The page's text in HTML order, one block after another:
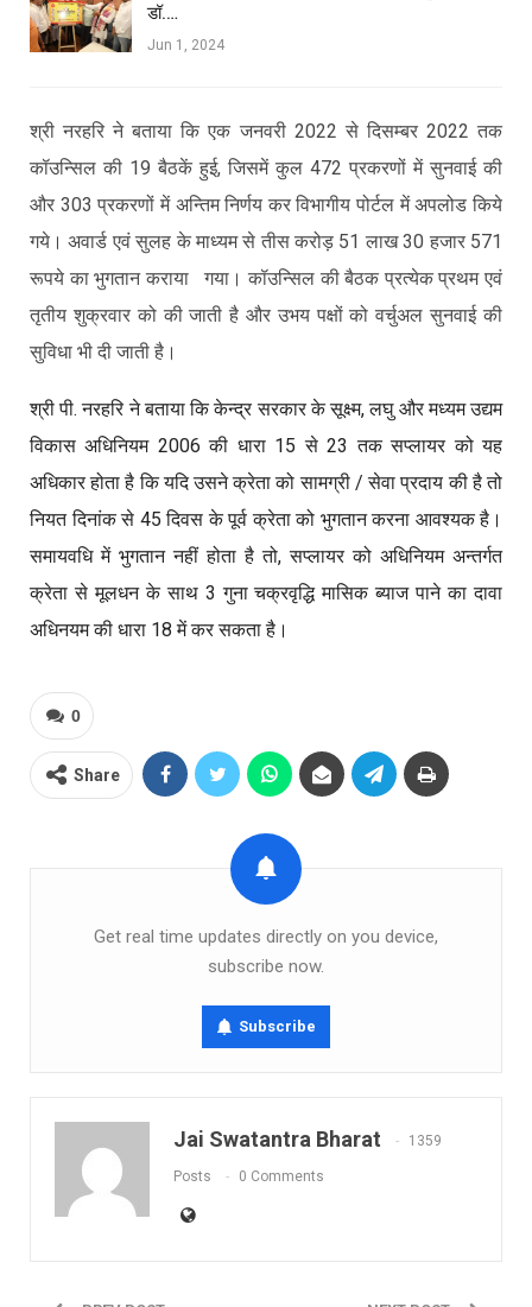
डॉ.…
Jun 1, 2024
श्री नरहरि ने बताया कि एक जनवरी 2022 से दिसम्बर 2022 तक
कॉउन्सिल की 19 बैठकें हुई, जिसमें कुल 472 प्रकरणों में सुनवाई की
और 303 प्रकरणों में अन्तिम निर्णय कर विभागीय पोर्टल में अपलोड किये
गये। अवार्ड एवं सुलह के माध्यम से तीस करोड़ 51 लाख 30 हजार 571
रूपये का भुगतान कराया गया। कॉउन्सिल की बैठक प्रत्येक प्रथम एवं
तृतीय शुक्रवार को की जाती है और उभय पक्षों को वर्चुअल सुनवाई की
सुविधा भी दी जाती है।
श्री पी. नरहरि ने बताया कि केन्द्र सरकार के सूक्ष्म, लघु और मध्यम उद्यम
विकास अधिनियम 2006 की धारा 15 से 23 तक सप्लायर को यह
अधिकार होता है कि यदि उसने क्रेता को सामग्री / सेवा प्रदाय की है तो
नियत दिनांक से 45 दिवस के पूर्व क्रेता को भुगतान करना आवश्यक है।
समायवधि में भुगतान नहीं होता है तो, सप्लायर को अधिनियम अन्तर्गत
क्रेता से मूलधन के साथ 3 गुना चक्रवृद्धि मासिक ब्याज पाने का दावा
अधिनयम की धारा 18 में कर सकता है।
0
Share
Get real time updates directly on you device,
subscribe now.
Subscribe
Jai Swatantra Bharat 1359
Posts 0 Comments